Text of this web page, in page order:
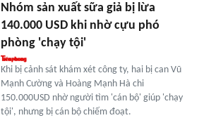
Nhóm sản xuất sữa giả bị lừa
140.000 USD khi nhờ cựu phó
phòng 'chạy tội'
Khi bị cảnh sát khám xét công ty, hai bị can Vũ
Mạnh Cường và Hoàng Mạnh Hà chi
150.000USD nhờ người tìm 'cán bộ' giúp 'chạy
tội', nhưng bị cán bộ chiếm đoạt.